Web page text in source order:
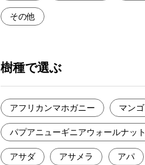
その他
樹種で選ぶ
アフリカンマホガニー マンゴ
パプアニューギニアウォールナット
アサダ アサメラ アパ